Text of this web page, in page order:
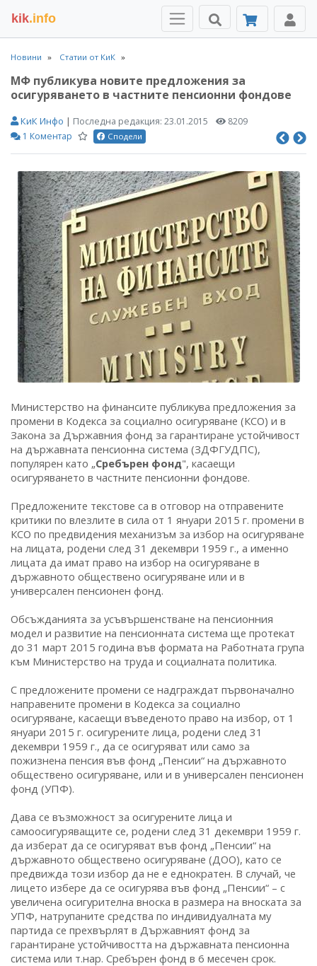
kik.info
Новини Статии от КиК
МФ публикува новите предложения за
осигуряването в частните пенсионни фондове
КиК Инфо | Последна редакция: 23.01.2015
8209
1 Коментар
Сподели
Министерство на финансите публикува предложения за
промени в Кодекса за социално осигуряване (КСО) и в
Закона за Държавния фонд за гарантиране устойчивост
на държавната пенсионна система (ЗДФГУДПС),
популярен като „Сребърен фонд", касаещи
осигуряването в частните пенсионни фондове.
Предложените текстове са в отговор на отправените
критики по влезлите в сила от 1 януари 2015 г. промени в
КСО по предвидения механизъм за избор на осигуряване
на лицата, родени след 31 декември 1959 г., а именно
лицата да имат право на избор на осигуряване в
държавното обществено осигуряване или и в
универсален пенсионен фонд.
Обсъжданията за усъвършенстване на пенсионния
модел и развитие на пенсионната система ще протекат
до 31 март 2015 година във формата на Работната група
към Министерство на труда и социалната политика.
С предложените промени се надграждат първоначално
направените промени в Кодекса за социално
осигуряване, касаещи въведеното право на избор, от 1
януари 2015 г. осигурените лица, родени след 31
декември 1959 г., да се осигуряват или само за
пожизнена пенсия във фонд „Пенсии“ на държавното
обществено осигуряване, или и в универсален пенсионен
фонд (УПФ).
Дава се възможност за осигурените лица и
самоосигуряващите се, родени след 31 декември 1959 г.
да изберат да се осигуряват във фонд „Пенсии“ на
държавното обществено осигуряване (ДОО), като се
предвижда този избор да не е еднократен. В случай, че
лицето избере да се осигурява във фонд „Пенсии“ – с
увеличена осигурителна вноска в размера на вноската за
УПФ, натрупаните средства по индивидуалната му
партида се прехвърлят в Държавният фонд за
гарантиране устойчивостта на държавната пенсионна
система или т.нар. Сребърен фонд в 6 месечен срок.